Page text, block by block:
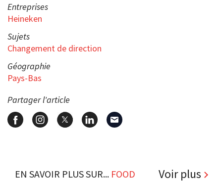
Entreprises
Heineken
Sujets
Changement de direction
Géographie
Pays-Bas
Partager l'article
EN SAVOIR PLUS SUR... FOOD Voir plus